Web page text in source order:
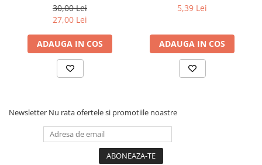
30,00 Lei
27,00 Lei
ADAUGA IN COS
5,39 Lei
ADAUGA IN COS
Newsletter Nu rata ofertele si promotiile noastre